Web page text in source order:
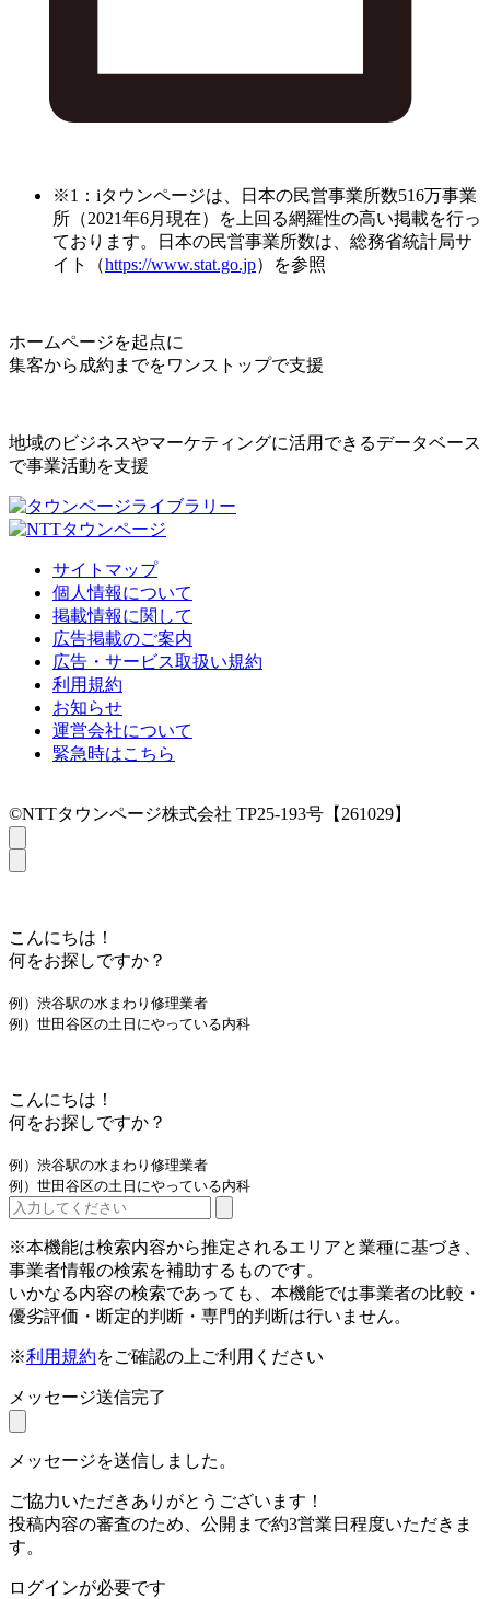
※1：iタウンページは、日本の民営事業所数516万事業
所（2021年6月現在）を上回る網羅性の高い掲載を行っ
ております。日本の民営事業所数は、総務省統計局サ
イト（https://www.stat.go.jp）を参照
ホームページを起点に
集客から成約までをワンストップで支援
地域のビジネスやマーケティングに活用できるデータベース
で事業活動を支援
サイトマップ
個人情報について
掲載情報に関して
広告掲載のご案内
広告・サービス取扱い規約
利用規約
お知らせ
運営会社について
緊急時はこちら
©NTTタウンページ株式会社 TP25-193号【261029】
こんにちは！
何をお探しですか？
例）渋谷駅の水まわり修理業者
例）世田谷区の土日にやっている内科
こんにちは！
何をお探しですか？
例）渋谷駅の水まわり修理業者
例）世田谷区の土日にやっている内科
※本機能は検索内容から推定されるエリアと業種に基づき、
事業者情報の検索を補助するものです。
いかなる内容の検索であっても、本機能では事業者の比較・
優劣評価・断定的判断・専門的判断は行いません。
※利用規約をご確認の上ご利用ください
メッセージ送信完了
メッセージを送信しました。
ご協力いただきありがとうございます！
投稿内容の審査のため、公開まで約3営業日程度いただきま
す。
ログインが必要です